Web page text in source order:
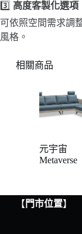
3️⃣ 高度客製化選項
可依照空間需求調
風格。
相關商品
元宇宙
Metaverse
【 門市位置】